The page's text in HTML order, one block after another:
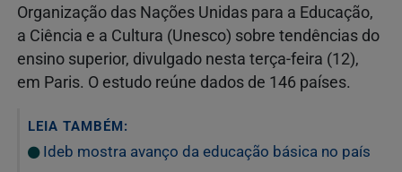
Organização das Nações Unidas para a Educação,
a Ciência e a Cultura (Unesco) sobre tendências do
ensino superior, divulgado nesta terça-feira (12),
em Paris. O estudo reúne dados de 146 países.
LEIA TAMBÉM:
Ideb mostra avanço da educação básica no país